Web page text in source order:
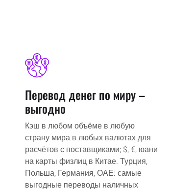
Перевод денег по миру –
выгодно
Кэш в любом объёме в любую
страну мира в любых валютах для
расчётов с поставщиками; $, €, юани
на карты физлиц в Китае. Турция,
Польша, Германия, ОАЕ: самые
выгодные переводы наличных